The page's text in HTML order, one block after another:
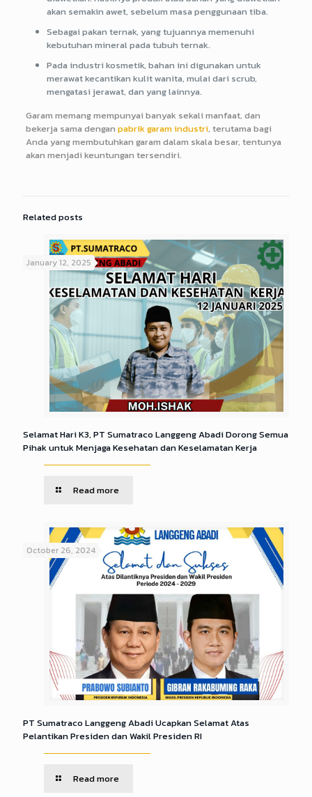
akan semakin awet, sebelum masa penggunaan tiba.
Sebagai pakan ternak, yang tujuannya memenuhi
kebutuhan mineral pada tubuh ternak.
Pada industri kosmetik, bahan ini digunakan untuk
merawat kecantikan kulit wanita, mulai dari scrub,
mengatasi jerawat, dan yang lainnya.
Garam memang mempunyai banyak sekali manfaat, dan
bekerja sama dengan pabrik garam industri, terutama bagi
Anda yang membutuhkan garam dalam skala besar, tentunya
akan menjadi keuntungan tersendiri.
Related posts
January 12, 2025
Selamat Hari K3, PT Sumatraco Langgeng Abadi Dorong Semua
Pihak untuk Menjaga Kesehatan dan Keselamatan Kerja
Read more
October 26, 2024
PT Sumatraco Langgeng Abadi Ucapkan Selamat Atas
Pelantikan Presiden dan Wakil Presiden RI
Read more